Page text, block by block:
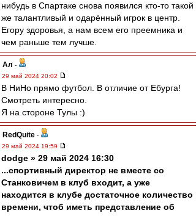
нибудь в Спартаке снова появился кто-то такой
же талантливый и одарённый игрок в центр.
Егору здоровья, а нам всем его преемника и
чем раньше тем лучше.
Ал -
29 май 2024 20:02
В НиНо прямо футбол. В отличие от Ебурга!
Смотреть интересно.
Я на стороне Тулы :)
RedQuite -
29 май 2024 19:59
dodge » 29 май 2024 16:30
...спортивный директор не вместе со
Станковичем в клуб входит, а уже
находится в клубе достаточное количество
времени, чтоб иметь представление об